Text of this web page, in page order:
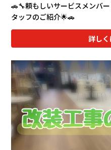
🚗🔧頼もしいサービスメンバ
タッフのご紹介🌟🚗
詳し